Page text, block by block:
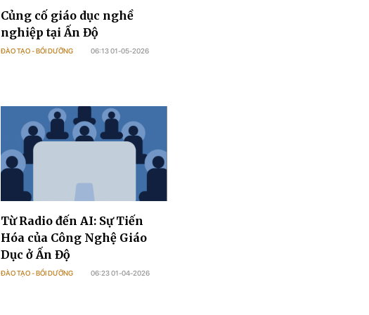
Củng cố giáo dục nghề
nghiệp tại Ấn Độ
ĐÀO TẠO - BỒI DƯỠNG 06:13 01-05-2026
Từ Radio đến AI: Sự Tiến
Hóa của Công Nghệ Giáo
Dục ở Ấn Độ
ĐÀO TẠO - BỒI DƯỠNG 06:23 01-04-2026